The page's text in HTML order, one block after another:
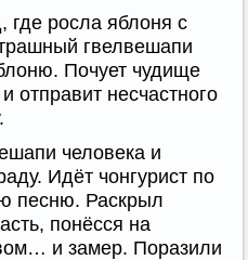
где росла яблоня с
гвелвешапи
Почует чудище
отправит несчастного
человека и
Идёт чонгурист по
песню. Раскрыл
понёсся на
и замер. Поразили